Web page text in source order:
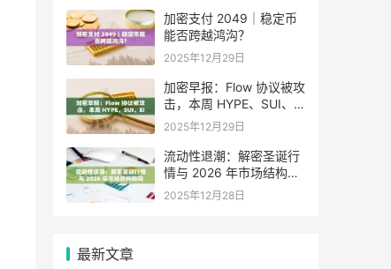
加密支付 2049｜稳定币
能否跨越鸿沟？
2025年12月29日
加密早报：Flow 协议被攻
击，本周 HYPE、SUI、
EIGEN 等代币将迎来大额
2025年12月29日
流动性退潮：解密圣诞行
情与 2026 年市场结构转
向
2025年12月28日
最新文章